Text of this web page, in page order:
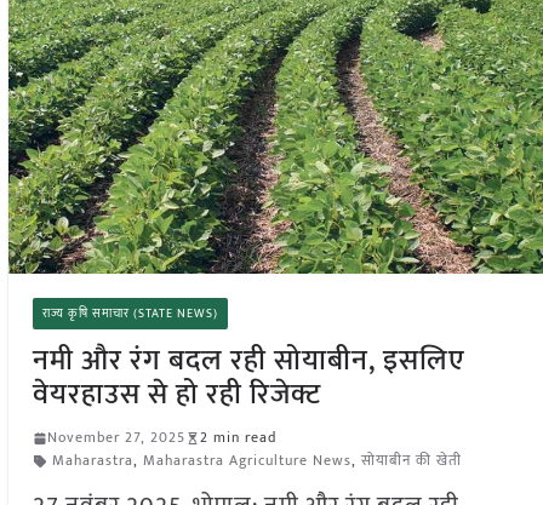
राज्य कृषि समाचार (STATE NEWS)
नमी और रंग बदल रही सोयाबीन, इसलिए
वेयरहाउस से हो रही रिजेक्ट
November 27, 2025
2 min read
Maharastra, Maharastra Agriculture News, सोयाबीन की खेती